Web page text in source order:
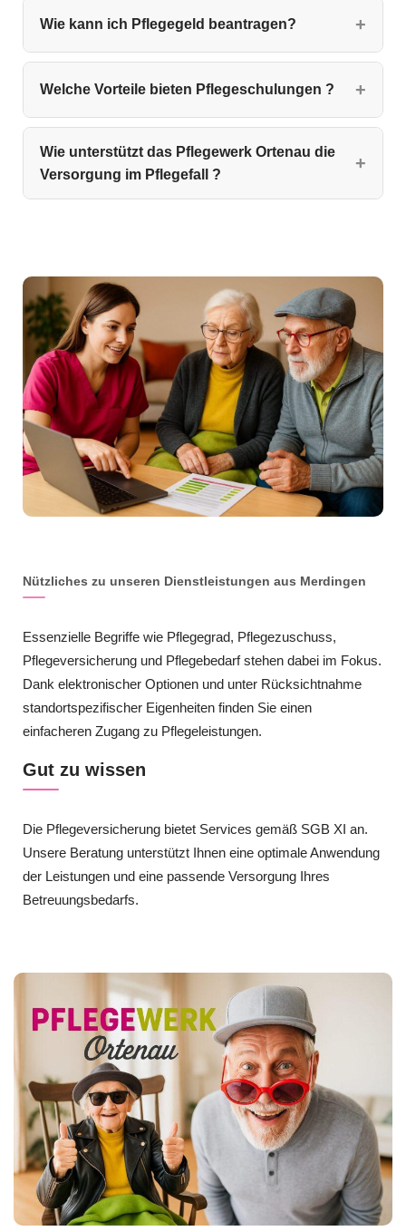
Wie kann ich Pflegegeld beantragen?
Welche Vorteile bieten Pflegeschulungen ?
Wie unterstützt das Pflegewerk Ortenau die
Versorgung im Pflegefall ?
Nützliches zu unseren Dienstleistungen aus Merdingen
Essenzielle Begriffe wie Pflegegrad, Pflegezuschuss,
Pflegeversicherung und Pflegebedarf stehen dabei im Fokus.
Dank elektronischer Optionen und unter Rücksichtnahme
standortspezifischer Eigenheiten finden Sie einen
einfacheren Zugang zu Pflegeleistungen.
Gut zu wissen
Die Pflegeversicherung bietet Services gemäß SGB XI an.
Unsere Beratung unterstützt Ihnen eine optimale Anwendung
der Leistungen und eine passende Versorgung Ihres
Betreuungsbedarfs.